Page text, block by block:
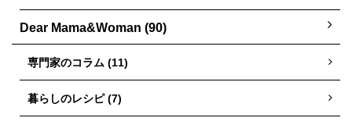
Dear Mama&Woman (90)
専門家のコラム (11)
暮らしのレシピ (7)